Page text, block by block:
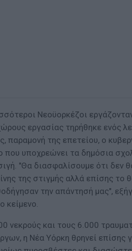
Νεοϋορκέζοι
εργασίας τηρήθηκε ενός
παραμονή της επετείου, ο
που υποχρεώνει τα δημόσια
"Θα διασφαλίσουμε ότι δεν
της στιγμής αλλά επίσης το
την απάντησή μας",
κείμενο.
νεκρούς και τους 6.000
η Νέα Υόρκη θρηνεί επίσης